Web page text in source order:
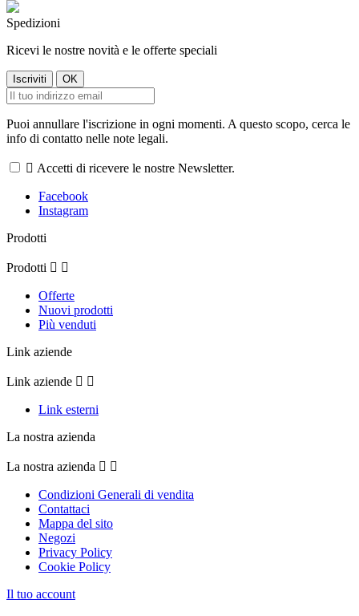
Spedizioni
Ricevi le nostre novità e le offerte speciali
Puoi annullare l'iscrizione in ogni momenti. A questo scopo, cerca le
info di contatto nelle note legali.
 Accetti di ricevere le nostre Newsletter.
Facebook
Instagram
Prodotti
Prodotti  
Offerte
Nuovi prodotti
Più venduti
Link aziende
Link aziende  
Link esterni
La nostra azienda
La nostra azienda  
Condizioni Generali di vendita
Contattaci
Mappa del sito
Negozi
Privacy Policy
Cookie Policy
Il tuo account